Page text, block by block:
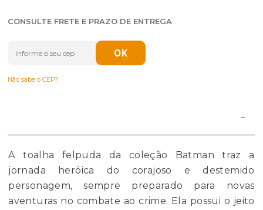
CONSULTE FRETE E PRAZO DE ENTREGA
Não sabe o CEP?
A toalha felpuda da coleção Batman traz a
jornada heróica do corajoso e destemido
personagem, sempre preparado para novas
aventuras no combate ao crime. Ela possui o jeito